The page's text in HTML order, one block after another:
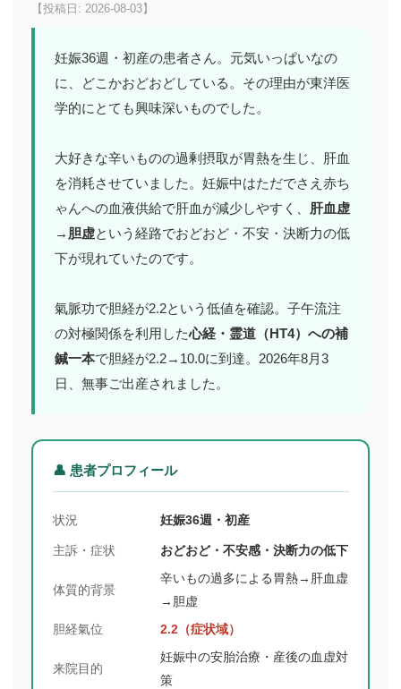
【投稿日: 2026-08-03】
妊娠36週・初産の患者さん。元気いっぱいなの
に、どこかおどおどしている。その理由が東洋医
学的にとても興味深いものでした。
大好きな辛いものの過剰摂取が胃熱を生じ、肝血
を消耗させていました。妊娠中はただでさえ赤ち
ゃんへの血液供給で肝血が減少しやすく、 肝血虚
→胆虚という経路でおどおど・不安・決断力の低
下が現れていたのです。
氣脈功で胆経が2.2という低値を確認。子午流注
の対極関係を利用した心経・霊道（HT4）への補
鍼一本で胆経が2.2→10.0に到達。2026年8月3
日、無事ご出産されました。
👤 患者プロフィール
状況 妊娠36週・初産
主訴・症状 おどおど・不安感・決断力の低下
体質的背景
辛いもの過多による胃熱→肝血虚
→胆虚
胆経氣位
2.2（症状域）
来院目的
妊娠中の安胎治療・産後の血虚対
策